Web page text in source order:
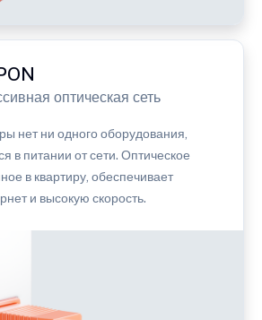
оптическая сеть
нет ни одного оборудования,
в питании от сети. Оптическое
в квартиру, обеспечивает
и высокую скорость.